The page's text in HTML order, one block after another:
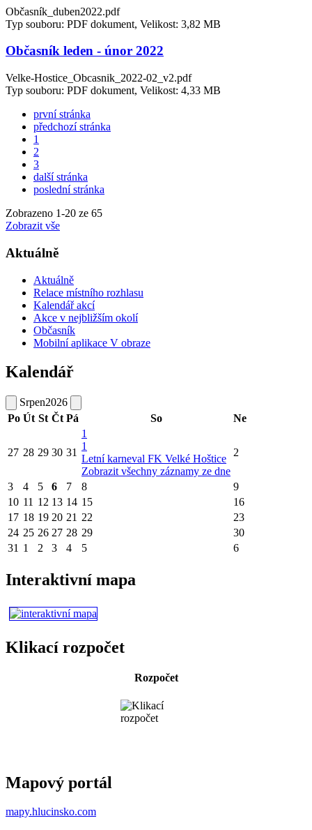
Občasník_duben2022.pdf
Typ souboru: PDF dokument, Velikost: 3,82 MB
Občasník leden - únor 2022
Velke-Hostice_Obcasnik_2022-02_v2.pdf
Typ souboru: PDF dokument, Velikost: 4,33 MB
první stránka
předchozí stránka
1
2
3
další stránka
poslední stránka
Zobrazeno 1-20 ze 65
Zobrazit vše
Aktuálně
Aktuálně
Relace místního rozhlasu
Kalendář akcí
Akce v nejbližším okolí
Občasník
Mobilní aplikace V obraze
Kalendář
Srpen2026
Po Út St Čt Pá So Ne
27 28 29 30 31
1
1
Letní karneval FK Velké Hoštice
Zobrazit všechny záznamy ze dne
2
3 4 5 6 7 8
9
10 11 12 13 14 15
16
17 18 19 20 21 22
23
24 25 26 27 28 29
30
31 1 2 3 4 5 6
Interaktivní mapa
Klikací rozpočet
Rozpočet
Mapový portál
mapy.hlucinsko.com